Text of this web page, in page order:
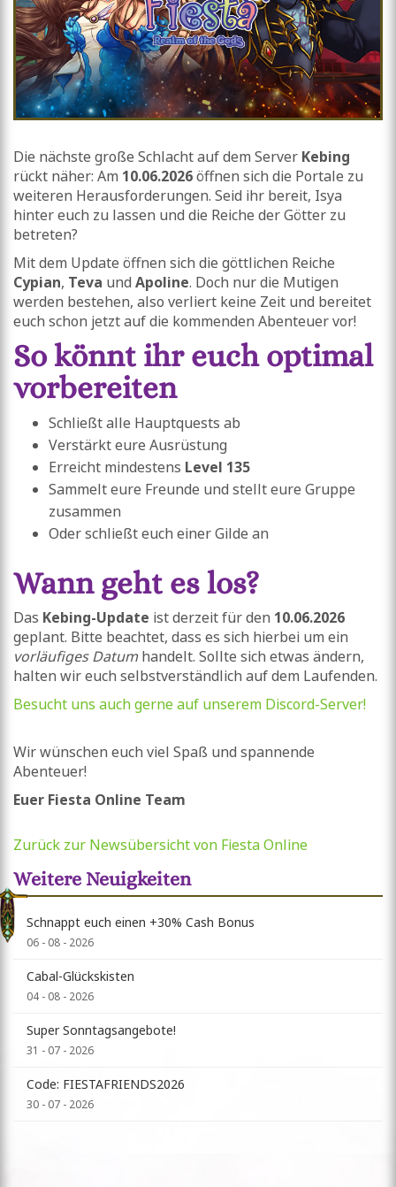
Die nächste große Schlacht auf dem Server Kebing
rückt näher: Am 10.06.2026öffnen sich die Portale zu
weiteren Herausforderungen. Seid ihr bereit, Isya
hinter euch zu lassen und die Reiche der Götter zu
betreten?
Mit dem Update öffnen sich die göttlichen Reiche
Cypian, Teva und Apoline. Doch nur die Mutigen
werden bestehen, also verliert keine Zeit und bereitet
euch schon jetzt auf die kommenden Abenteuer vor!
So könnt ihr euch optimal
vorbereiten
Schließt alle Hauptquests ab
Verstärkt eure Ausrüstung
Erreicht mindestens Level 135
Sammelt eure Freunde und stellt eure Gruppe
zusammen
Oder schließt euch einer Gilde an
Wann geht es los?
Das Kebing-Update ist derzeit für den 10.06.2026
geplant. Bitte beachtet, dass es sich hierbei um ein
vorläufiges Datumhandelt. Sollte sich etwas ändern,
halten wir euch selbstverständlich auf dem Laufenden.
Besucht uns auch gerne auf unserem Discord-Server!
Wir wünschen euch viel Spaß und spannende
Abenteuer!
Euer Fiesta Online Team
Zurück zur Newsübersicht von Fiesta Online
Weitere Neuigkeiten
Schnappt euch einen +30% Cash Bonus
06 - 08 - 2026
Cabal-Glückskisten
04 - 08 - 2026
Super Sonntagsangebote!
31 - 07 - 2026
Code: FIESTAFRIENDS2026
30 - 07 - 2026